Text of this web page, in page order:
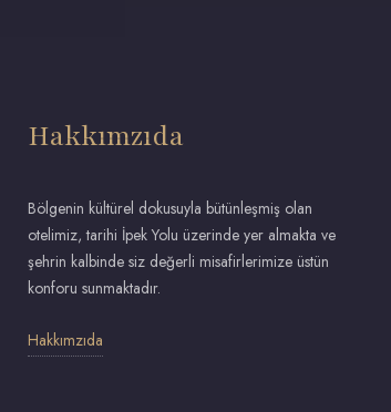
Hakkımzıda
Bölgenin kültürel dokusuyla bütünleşmiş olan
otelimiz, tarihi İpek Yolu üzerinde yer almakta ve
şehrin kalbinde siz değerli misafirlerimize üstün
konforu sunmaktadır.
Hakkımzıda